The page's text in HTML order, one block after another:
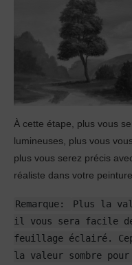
À cette étape, plus vous
lumineuses, plus vous
plus vous serez précis
réaliste dans votre peinture.
Remarque:
Plus la
il vous sera facile
feuillage éclairé.
la valeur sombre